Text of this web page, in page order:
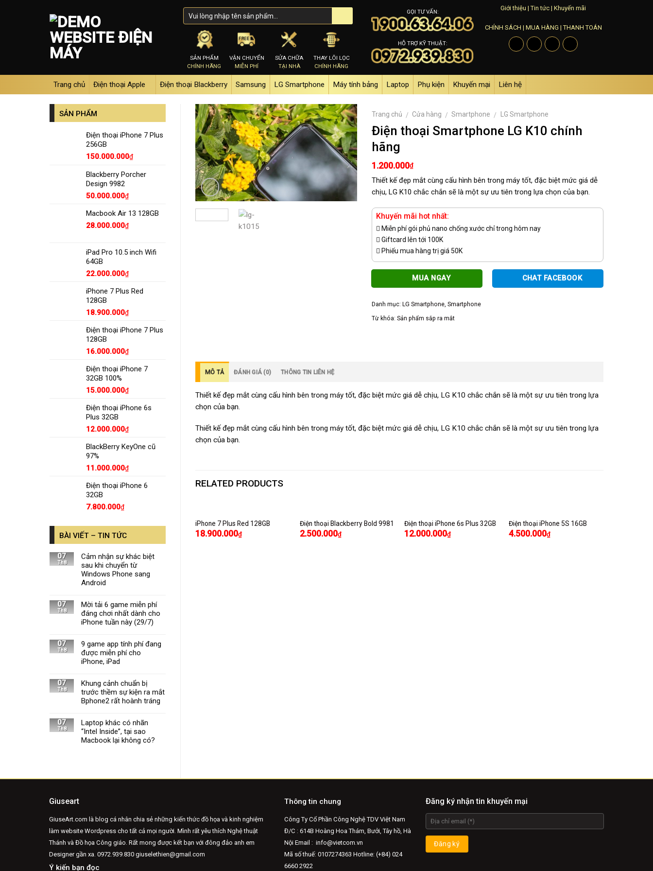
SẢN PHẨM
CHÍNH HÃNG
VẬN CHUYỂN
MIỄN PHÍ
SỬA CHỮA
TẠI NHÀ
THAY LÕI LỌC
CHÍNH HÃNG
GỌI TƯ VẤN:
HỖ TRỢ KỸ THUẬT:
Giới thiệu |Tin tức | Khuyến mãi
CHÍNH SÁCH | MUA HÀNG |THANH TOÁN
Trang chủ Điện thoại Apple Điện thoại Blackberry Samsung LG Smartphone Máy tính bảng Laptop Phụ kiện Khuyến mại Liên hệ
Trang chủ / Cửa hàng / Smartphone / LG Smartphone
Điện thoại Smartphone LG K10 chính
hãng
1.200.000₫
Thiết kế đẹp mắt cùng cấu hình bên trong máy tốt, đặc biệt mức giá dễ
chịu, LG K10 chắc chắn sẽ là một sự ưu tiên trong lựa chọn của bạn.
Khuyến mãi hot nhất:
Miễn phí gói phủ nano chống xước chỉ trong hôm nay
Giftcard lên tới 100K
Phiếu mua hàng trị giá 50K
MUA NGAY CHAT FACEBOOK
Danh mục: LG Smartphone, Smartphone
Từ khóa: Sản phẩm sắp ra mắt
MÔ TẢ ĐÁNH GIÁ (0) THÔNG TIN LIÊN HỆ
Thiết kế đẹp mắt cùng cấu hình bên trong máy tốt, đặc biệt mức giá dễ chịu, LG K10 chắc chắn sẽ là một sự ưu tiên trong lựa
chọn của bạn.
Thiết kế đẹp mắt cùng cấu hình bên trong máy tốt, đặc biệt mức giá dễ chịu, LG K10 chắc chắn sẽ là một sự ưu tiên trong lựa
chọn của bạn.
RELATED PRODUCTS
iPhone 7 Plus Red 128GB
18.900.000₫
Điện thoại Blackberry Bold 9981
2.500.000₫
Điện thoại iPhone 6s Plus 32GB
12.000.000₫
Điện thoại iPhone 5S 16GB
4.500.000₫
28.000.000
SẢN PHẨM
Điện thoại iPhone 7 Plus
256GB
150.000.000₫
Blackberry Porcher
Design 9982
50.000.000₫
Macbook Air 13 128GB
28.000.000₫
iPad Pro 10.5 inch Wifi
64GB
22.000.000₫
iPhone 7 Plus Red
128GB
18.900.000₫
Điện thoại iPhone 7 Plus
128GB
16.000.000₫
Điện thoại iPhone 7
32GB 100%
15.000.000₫
Điện thoại iPhone 6s
Plus 32GB
12.000.000₫
BlackBerry KeyOne cũ
97%
11.000.000₫
Điện thoại iPhone 6
32GB
7.800.000₫
BÀI VIẾT – TIN TỨC
07
Th8
Cảm nhận sự khác biệt
sau khi chuyển từ
Windows Phone sang
Android
07
Th8
Mời tải 6 game miễn phí
đáng chơi nhất dành cho
iPhone tuần này (29/7)
07
Th8
9 game app tính phí đang
được miễn phí cho
iPhone, iPad
07
Th8
Khung cảnh chuẩn bị
trước thềm sự kiện ra mắt
Bphone2 rất hoành tráng
07
Th8
Laptop khác có nhãn
“Intel Inside”, tại sao
Macbook lại không có?
Giuseart
GiuseArt.com là blog cá nhân chia sẻ những kiến thức đồ họa và kinh nghiệm
làm website Wordpress cho tất cả mọi người. Mình rất yêu thích Nghệ thuật
Thánh và Đồ họa Công giáo. Rất mong được kết bạn với đông đảo anh em
Designer gần xa. 0972.939.830 giuselethien@gmail.com
Ý kiến bạn đọc
Thông tin chung
Công Ty Cổ Phần Công Nghệ TDV Việt Nam
Đ/C : 614B Hoàng Hoa Thám, Bưởi, Tây hồ, Hà
Nội Email : info@vietcom.vn
Mã số thuế: 0107274363 Hotline: (+84) 024
6660 2922
Đăng ký nhận tin khuyến mại